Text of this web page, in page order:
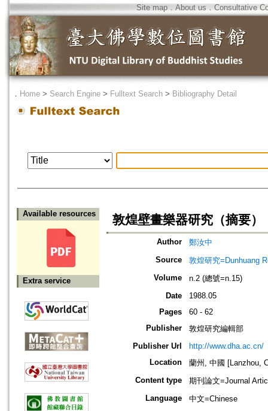
Site map．About us ． Consultative
． Home > Search Engine > Fulltext Search > Bibliography Detail
Available resources
Extra service
敦煌壁畫樂器研究（摘要）
Author
鄭汝中
Source
敦煌研究=Dunhuang
Volume
n.2 (總號=n.15)
Date
1988.05
Pages
60 - 62
Publisher
敦煌研究編輯部
Publisher Url
http://www.dha.ac.cn/
Location
蘭州, 中國 [Lanzhou,
Content type
期刊論文=Journal
Language
中文=Chinese